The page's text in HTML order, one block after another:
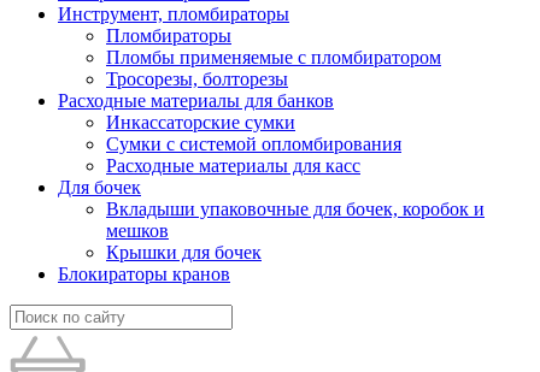
Инструмент, пломбираторы
Пломбираторы
Пломбы применяемые с пломбиратором
Тросорезы, болторезы
Расходные материалы для банков
Инкассаторские сумки
Сумки с системой опломбирования
Расходные материалы для касс
Для бочек
Вкладыши упаковочные для бочек, коробок и
мешков
Крышки для бочек
Блокираторы кранов